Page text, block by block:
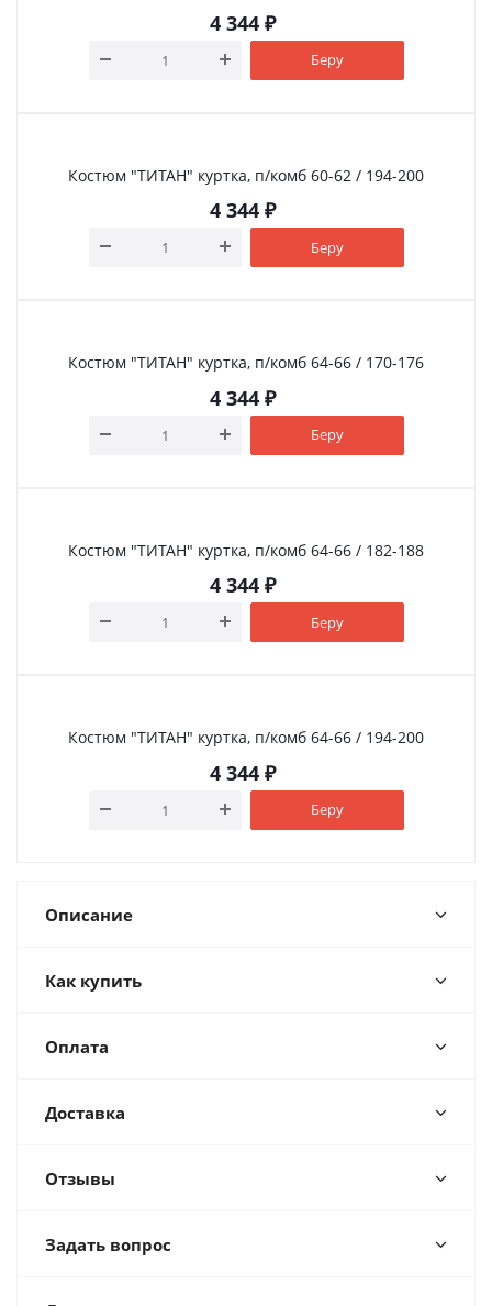
4 344₽
Беру
Костюм "ТИТАН" куртка, п/комб 60-62 / 194-200
4 344₽
Беру
Костюм "ТИТАН" куртка, п/комб 64-66 / 170-176
4 344₽
Беру
Костюм "ТИТАН" куртка, п/комб 64-66 / 182-188
4 344₽
Беру
Костюм "ТИТАН" куртка, п/комб 64-66 / 194-200
4 344₽
Беру
Описание
Как купить
Оплата
Доставка
Отзывы
Задать вопрос